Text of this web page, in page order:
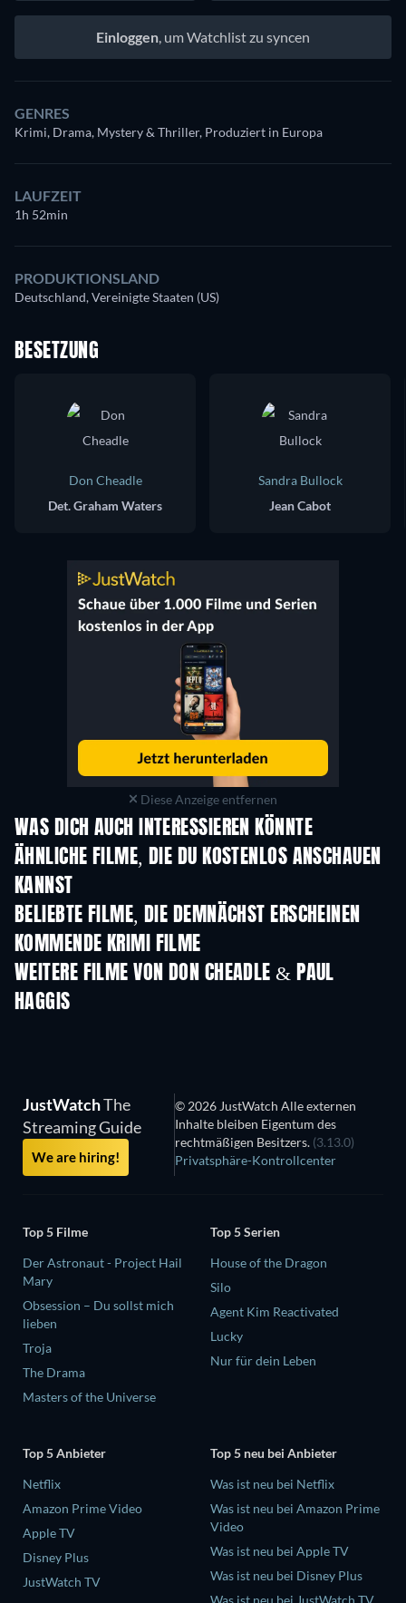
Einloggen , um Watchlist zu syncen
GENRES
Krimi, Drama, Mystery & Thriller, Produziert in Europa
LAUFZEIT
1h 52min
PRODUKTIONSLAND
Deutschland, Vereinigte Staaten (US)
BESETZUNG
Don Cheadle
Det. Graham Waters
Sandra Bullock
Jean Cabot
Diese Anzeige entfernen
WAS DICH AUCH INTERESSIEREN KÖNNTE
ÄHNLICHE FILME, DIE DU KOSTENLOS ANSCHAUEN
KANNST
BELIEBTE FILME, DIE DEMNÄCHST ERSCHEINEN
KOMMENDE KRIMI FILME
WEITERE FILME VON DON CHEADLE & PAUL
HAGGIS
JustWatchThe
Streaming Guide
We are hiring!
© 2026 JustWatch Alle externen
Inhalte bleiben Eigentum des
rechtmäßigen Besitzers. (3.13.0)
Privatsphäre-Kontrollcenter
Top 5 Filme
Der Astronaut - Project Hail
Mary
Obsession – Du sollst mich
lieben
Troja
The Drama
Masters of the Universe
Top 5 Serien
House of the Dragon
Silo
Agent Kim Reactivated
Lucky
Nur für dein Leben
Top 5 Anbieter
Netflix
Amazon Prime Video
Apple TV
Disney Plus
JustWatch TV
Top 5 neu bei Anbieter
Was ist neu bei Netflix
Was ist neu bei Amazon Prime
Video
Was ist neu bei Apple TV
Was ist neu bei Disney Plus
Was ist neu bei JustWatch TV